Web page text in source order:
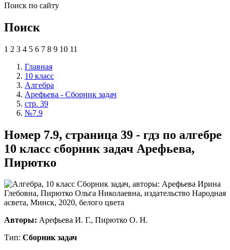
Поиск по сайту
Поиск
1 2 3 4 5 6 7 8 9 10 11
Главная
10 класс
Алгебра
Арефьева - Сборник задач
стр. 39
№7.9
Номер 7.9, страница 39 - гдз по алгебре
10 класс сборник задач Арефьева,
Пирютко
Авторы: Арефьева И. Г., Пирютко О. Н.
Тип: Сборник задач